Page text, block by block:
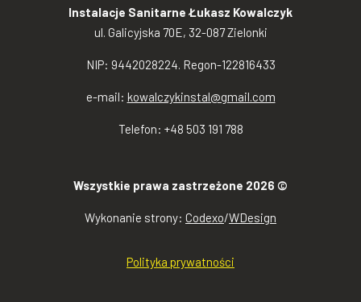
Instalacje Sanitarne Łukasz Kowalczyk
ul. Galicyjska 70E, 32-087 Zielonki
NIP: 9442028224. Regon-122816433
e-mail: kowalczykinstal@gmail.com
Telefon: +48 503 191 788
Wszystkie prawa zastrzeżone 2026 ©
Wykonanie strony: Codexo/WDesign
Polityka prywatności